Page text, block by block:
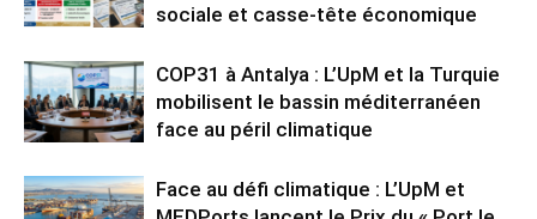
sociale et casse-tête économique
COP31 à Antalya : L’UpM et la Turquie
mobilisent le bassin méditerranéen
face au péril climatique
Face au défi climatique : L’UpM et